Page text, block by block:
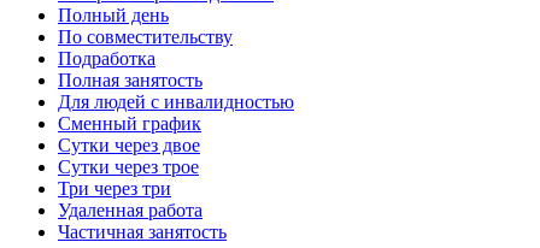
Полный день
По совместительству
Подработка
Полная занятость
Для людей с инвалидностью
Сменный график
Сутки через двое
Сутки через трое
Три через три
Удаленная работа
Частичная занятость